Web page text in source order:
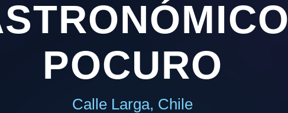
POCURO
Calle Larga, Chile